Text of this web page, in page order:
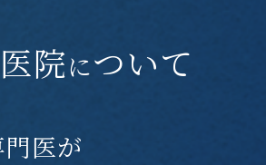
院について
医が